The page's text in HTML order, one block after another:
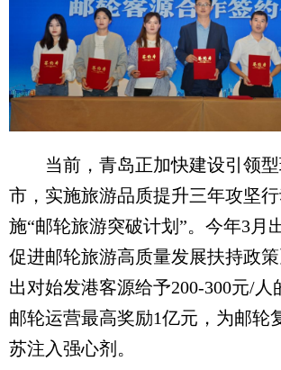
当前，青岛正加快建设引领型
市，实施旅游品质提升三年攻坚
施“邮轮旅游突破计划”。今年3月
促进邮轮旅游高质量发展扶持政
出对始发港客源给予200-300元/人
邮轮运营最高奖励1亿元，为邮轮
苏注入强心剂。